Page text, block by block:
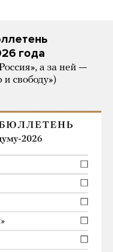
года
а за ней —
свободу»)